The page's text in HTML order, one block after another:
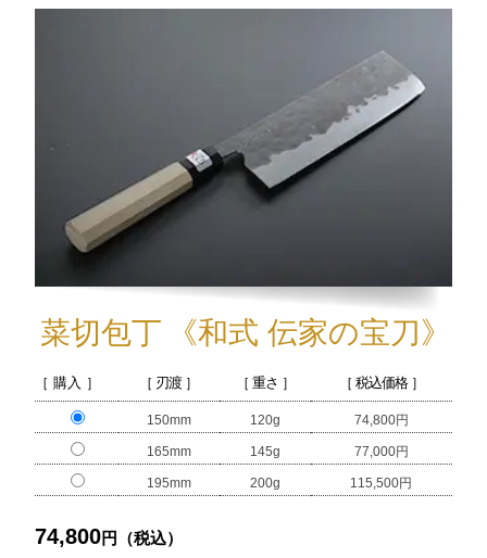
菜切包丁 《和式 伝家の宝刀》
［ 購入 ］ ［ 刃渡 ］ ［ 重さ ］ ［ 税込価格 ］
150mm 120g 74,800円
165mm 145g 77,000円
195mm 200g 115,500円
74,800円（税込）